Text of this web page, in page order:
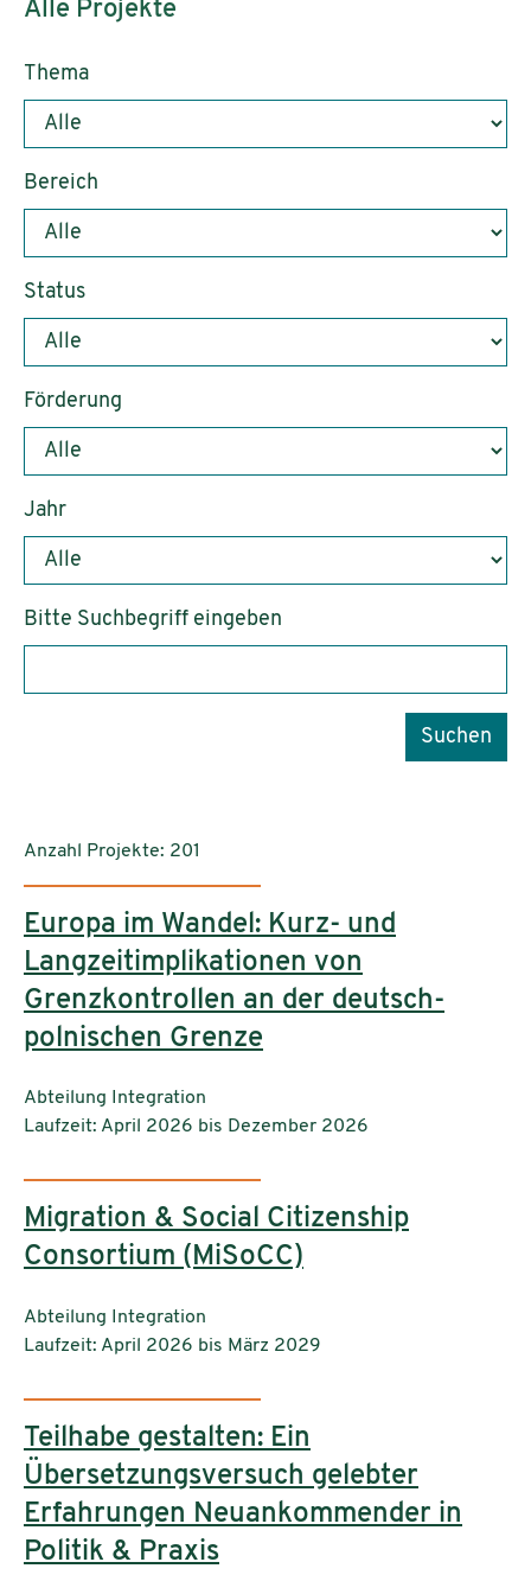
Alle Projekte
Thema
Bereich
Status
Förderung
Jahr
Bitte Suchbegriff eingeben
Suchen
Anzahl Projekte: 201
Europa im Wandel: Kurz- und
Langzeitimplikationen von
Grenzkontrollen an der deutsch-
polnischen Grenze
Einrichtungen:
Abteilung Integration
Laufzeit: April 2026 bis Dezember 2026
Migration & Social Citizenship
Consortium (MiSoCC)
Einrichtungen:
Abteilung Integration
Laufzeit: April 2026 bis März 2029
Teilhabe gestalten: Ein
Übersetzungsversuch gelebter
Erfahrungen Neuankommender in
Politik & Praxis